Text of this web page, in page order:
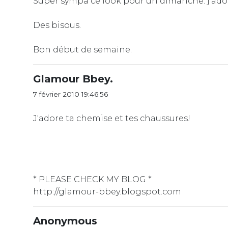
Des bisous.
Bon début de semaine.
Glamour Bbey.
7 février 2010 19:46:56
J'adore ta chemise et tes chaussures!
* PLEASE CHECK MY BLOG *
http://glamour-bbey.blogspot.com
Anonymous